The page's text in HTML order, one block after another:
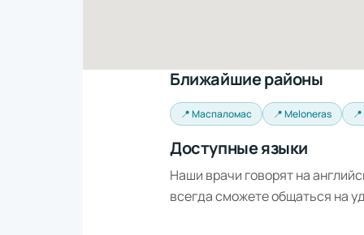
Ближайшие районы
📍 Маспаломас 📍 Meloneras
Доступные языки
Наши врачи говорят на
всегда сможете общаться на